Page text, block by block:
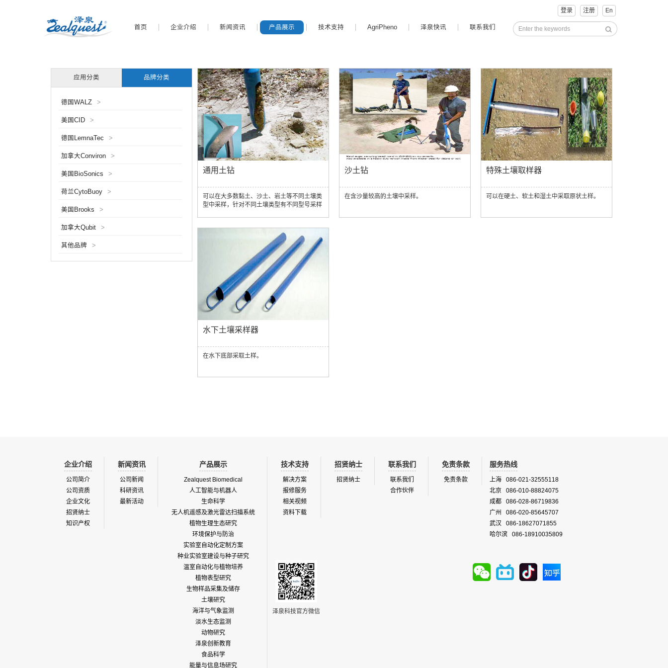
登录 注册 En
首页 企业介绍 新闻资讯 产品展示 技术支持 AgriPheno 泽泉快讯 联系我们
应用分类 品牌分类
德国WALZ >
美国CID >
德国LemnaTec >
加拿大Conviron >
美国BioSonics >
荷兰CytoBuoy >
美国Brooks >
加拿大Qubit >
其他品牌 >
通用土钻
可以在大多数黏土、沙土、岩土等不同土壤类
型中采样，针对不同土壤类型有不同型号采样
沙土钻
在含沙量较高的土壤中采样。
特殊土壤取样器
可以在硬土、软土和湿土中采取原状土样。
水下土壤采样器
在水下底部采取土样。
企业介绍
公司简介
公司资质
企业文化
招贤纳士
知识产权
新闻资讯
公司新闻
科研资讯
最新活动
产品展示
Zealquest Biomedical
人工智能与机器人
生命科学
无人机遥感及激光雷达扫描系统
植物生理生态研究
环境保护与防治
实验室自动化定制方案
种业实验室建设与种子研究
温室自动化与植物培养
植物表型研究
生物样品采集及储存
土壤研究
海洋与气象监测
淡水生态监测
动物研究
泽泉创新教育
食品科学
能量与信息场研究
技术支持
解决方案
报修服务
相关视频
资料下载
招贤纳士
招贤纳士
联系我们
联系我们
合作伙伴
免责条款
免责条款
服务热线
上海 086-021-32555118
北京 086-010-88824075
成都 086-028-86719836
广州 086-020-85645707
武汉 086-18627071855
哈尔滨 086-18910035809
泽泉科技官方微信